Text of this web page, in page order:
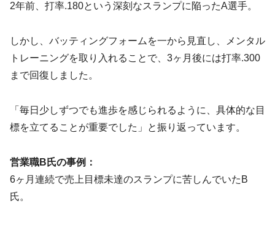
2年前、打率.180という深刻なスランプに陥ったA選手。
しかし、バッティングフォームを一から見直し、メンタル
トレーニングを取り入れることで、3ヶ月後には打率.300
まで回復しました。
「毎日少しずつでも進歩を感じられるように、具体的な目
標を立てることが重要でした」と振り返っています。
営業職B氏の事例：
6ヶ月連続で売上目標未達のスランプに苦しんでいたB
氏。